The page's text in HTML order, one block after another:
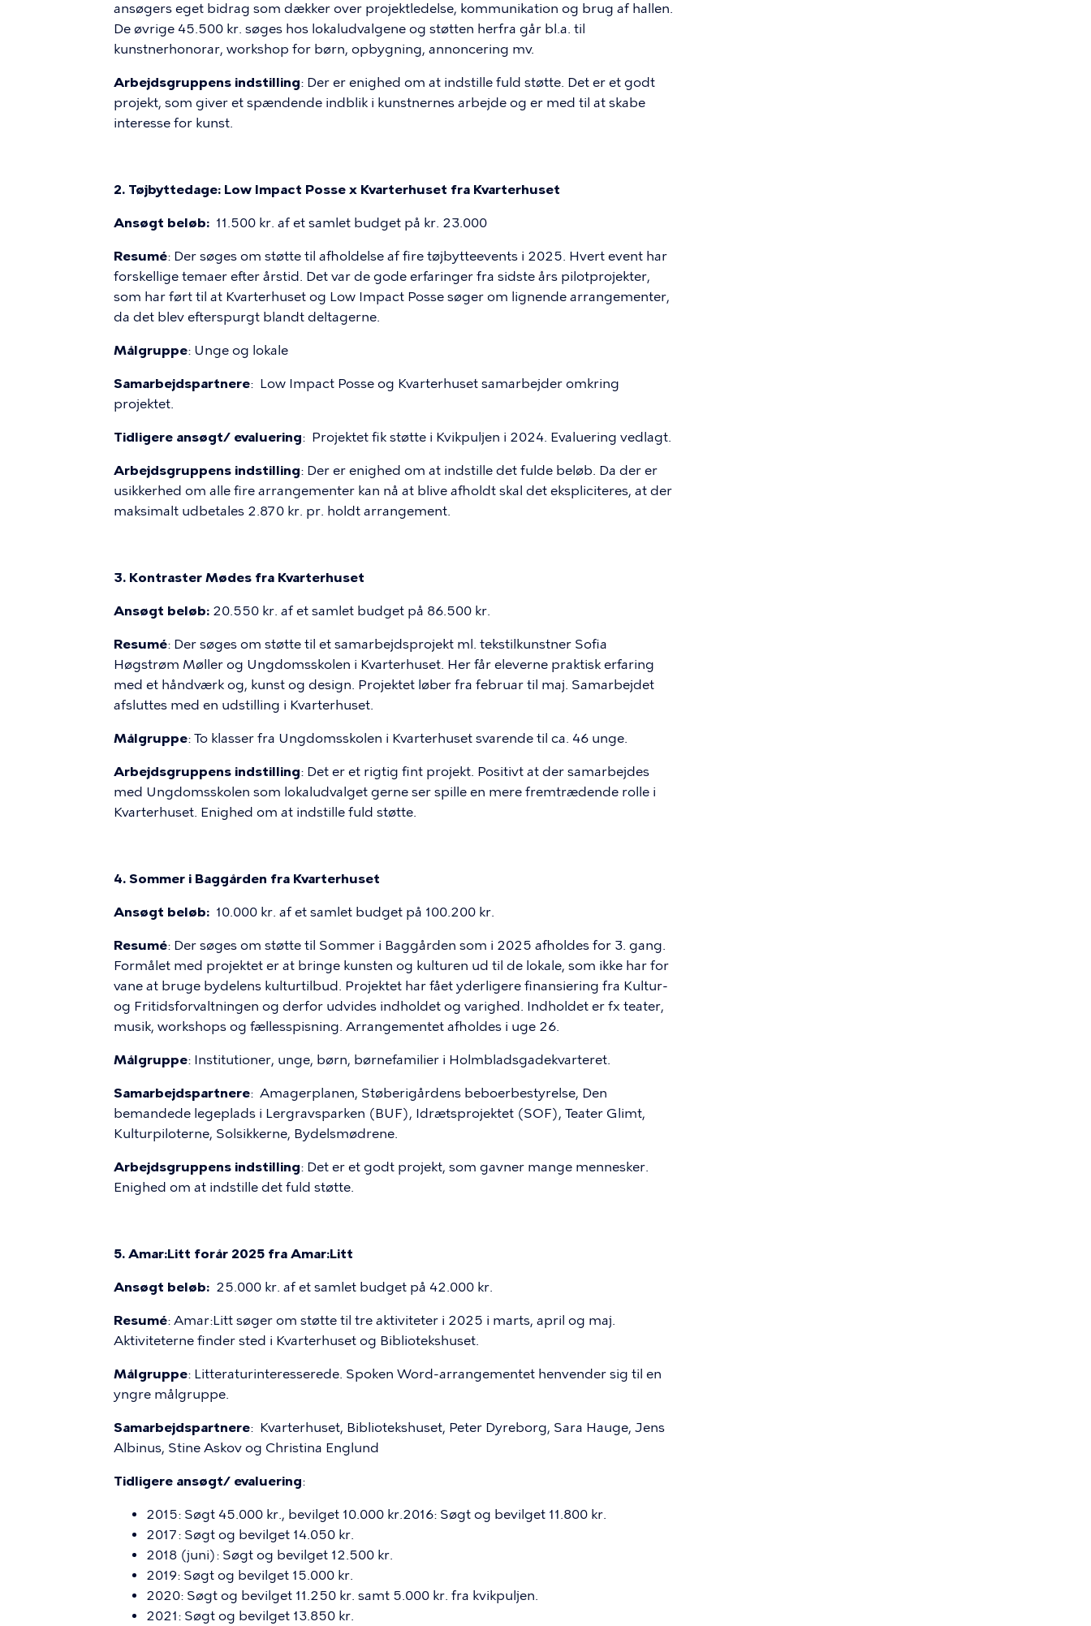
ansøgers eget bidrag som dækker over projektledelse, kommunikation og brug af hallen.
De øvrige 45.500 kr. søges hos lokaludvalgene og støtten herfra går bl.a. til
kunstnerhonorar, workshop for børn, opbygning, annoncering mv.
Arbejdsgruppens indstilling: Der er enighed om at indstille fuld støtte. Det er et godt
projekt, som giver et spændende indblik i kunstnernes arbejde og er med til at skabe
interesse for kunst.
2. Tøjbyttedage: Low Impact Posse x Kvarterhuset fra Kvarterhuset
Ansøgt beløb: 11.500 kr. af et samlet budget på kr. 23.000
Resumé: Der søges om støtte til afholdelse af fire tøjbytteevents i 2025. Hvert event har
forskellige temaer efter årstid. Det var de gode erfaringer fra sidste års pilotprojekter,
som har ført til at Kvarterhuset og Low Impact Posse søger om lignende arrangementer,
da det blev efterspurgt blandt deltagerne.
Målgruppe: Unge og lokale
Samarbejdspartnere: Low Impact Posse og Kvarterhuset samarbejder omkring
projektet.
Tidligere ansøgt/ evaluering: Projektet fik støtte i Kvikpuljen i 2024. Evaluering vedlagt.
Arbejdsgruppens indstilling: Der er enighed om at indstille det fulde beløb. Da der er
usikkerhed om alle fire arrangementer kan nå at blive afholdt skal det ekspliciteres, at der
maksimalt udbetales 2.870 kr. pr. holdt arrangement.
3. Kontraster Mødes fra Kvarterhuset
Ansøgt beløb: 20.550 kr. af et samlet budget på 86.500 kr.
Resumé: Der søges om støtte til et samarbejdsprojekt ml. tekstilkunstner Sofia
Høgstrøm Møller og Ungdomsskolen i Kvarterhuset. Her får eleverne praktisk erfaring
med et håndværk og, kunst og design. Projektet løber fra februar til maj. Samarbejdet
afsluttes med en udstilling i Kvarterhuset.
Målgruppe: To klasser fra Ungdomsskolen i Kvarterhuset svarende til ca. 46 unge.
Arbejdsgruppens indstilling: Det er et rigtig fint projekt. Positivt at der samarbejdes
med Ungdomsskolen som lokaludvalget gerne ser spille en mere fremtrædende rolle i
Kvarterhuset. Enighed om at indstille fuld støtte.
4. Sommer i Baggården fra Kvarterhuset
Ansøgt beløb: 10.000 kr. af et samlet budget på 100.200 kr.
Resumé: Der søges om støtte til Sommer i Baggården som i 2025 afholdes for 3. gang.
Formålet med projektet er at bringe kunsten og kulturen ud til de lokale, som ikke har for
vane at bruge bydelens kulturtilbud. Projektet har fået yderligere finansiering fra Kultur-
og Fritidsforvaltningen og derfor udvides indholdet og varighed. Indholdet er fx teater,
musik, workshops og fællesspisning. Arrangementet afholdes i uge 26.
Målgruppe: Institutioner, unge, børn, børnefamilier i Holmbladsgadekvarteret.
Samarbejdspartnere: Amagerplanen, Støberigårdens beboerbestyrelse, Den
bemandede legeplads i Lergravsparken (BUF), Idrætsprojektet (SOF), Teater Glimt,
Kulturpiloterne, Solsikkerne, Bydelsmødrene.
Arbejdsgruppens indstilling: Det er et godt projekt, som gavner mange mennesker.
Enighed om at indstille det fuld støtte.
5. Amar:Litt forår 2025 fra Amar:Litt
Ansøgt beløb: 25.000 kr. af et samlet budget på 42.000 kr.
Resumé: Amar:Litt søger om støtte til tre aktiviteter i 2025 i marts, april og maj.
Aktiviteterne finder sted i Kvarterhuset og Bibliotekshuset.
Målgruppe: Litteraturinteresserede. Spoken Word-arrangementet henvender sig til en
yngre målgruppe.
Samarbejdspartnere: Kvarterhuset, Bibliotekshuset, Peter Dyreborg, Sara Hauge, Jens
Albinus, Stine Askov og Christina Englund
Tidligere ansøgt/ evaluering:
2015: Søgt 45.000 kr., bevilget 10.000 kr.2016: Søgt og bevilget 11.800 kr.
2017: Søgt og bevilget 14.050 kr.
2018 (juni): Søgt og bevilget 12.500 kr.
2019: Søgt og bevilget 15.000 kr.
2020: Søgt og bevilget 11.250 kr. samt 5.000 kr. fra kvikpuljen.
2021: Søgt og bevilget 13.850 kr.